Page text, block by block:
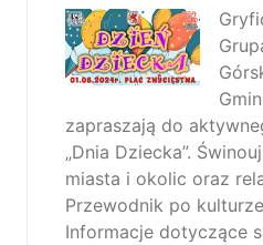
zapraszają do
„Dnia Dziecka”.
miasta i okolic oraz
Przewodnik po
Informacje dotyczące